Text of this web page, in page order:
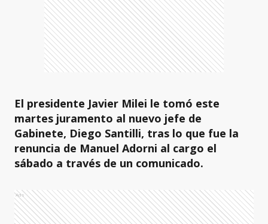
El presidente Javier Milei le tomó este
martes juramento al nuevo jefe de
Gabinete, Diego Santilli, tras lo que fue la
renuncia de Manuel Adorni al cargo el
sábado a través de un comunicado.
Ads